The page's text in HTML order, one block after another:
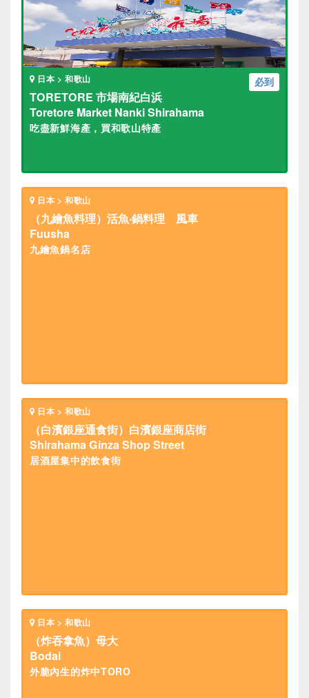
必到
日本 > 和歌山
TORETORE 市場南紀白浜
Toretore Market Nanki Shirahama
吃盡新鮮海產，買和歌山特產
日本 > 和歌山
（九繪魚料理）活魚‧鍋料理 風車
Fuusha
九繪魚鍋名店
日本 > 和歌山
（白濱銀座通食街）白濱銀座商店街
Shirahama Ginza Shop Street
居酒屋集中的飲食街
日本 > 和歌山
（炸吞拿魚）母大
Bodai
外脆內生的炸中TORO